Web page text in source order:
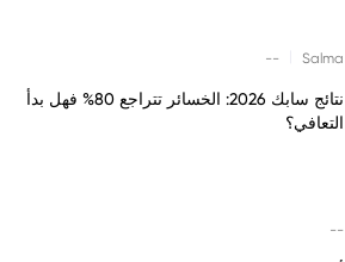
Salma
--
نتائج سابك 2026: الخسائر تتراجع 80% فهل بدأ
التعافي؟
--